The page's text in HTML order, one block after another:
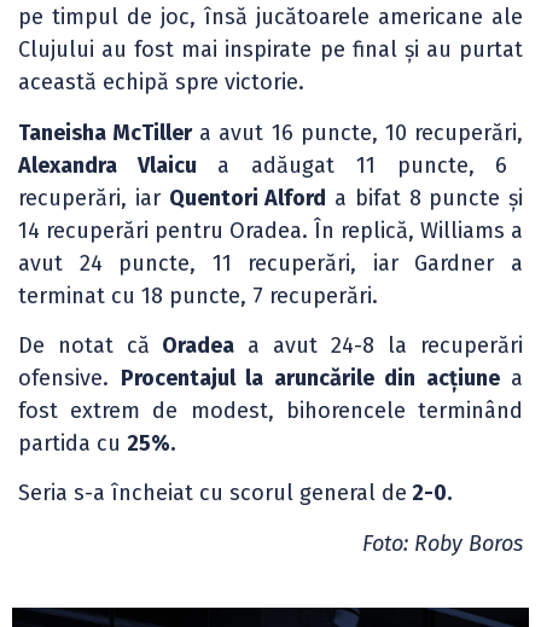
pe timpul de joc, însă jucătoarele americane ale
Clujului au fost mai inspirate pe final și au purtat
această echipă spre victorie.
Taneisha McTillera avut 16 puncte, 10 recuperări,
Alexandra Vlaicu a adăugat 11 puncte, 6
recuperări, iar Quentori Alford a bifat 8 puncte și
14 recuperări pentru Oradea. În replică, Williams a
avut 24 puncte, 11 recuperări, iar Gardner a
terminat cu 18 puncte, 7 recuperări.
De notat că Oradea a avut 24-8 la recuperări
ofensive. Procentajul la aruncările din acțiunea
fost extrem de modest, bihorencele terminând
partida cu 25%.
Seria s-a încheiat cu scorul general de 2-0.
Foto: Roby Boros